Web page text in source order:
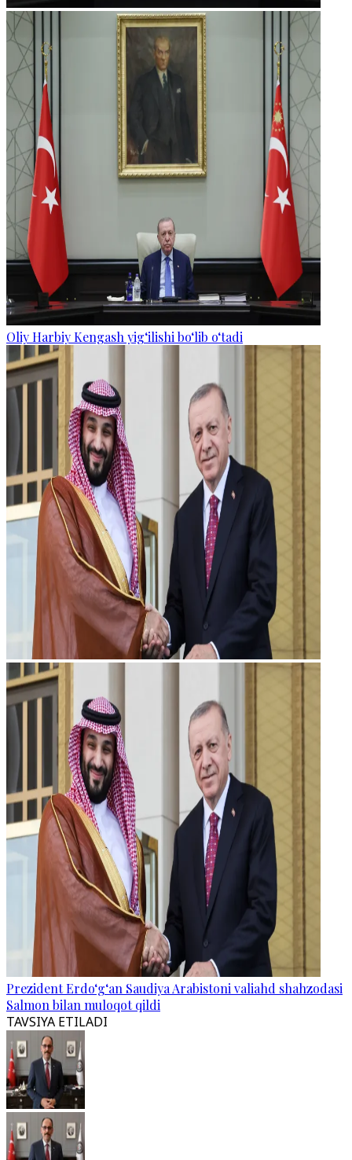
Oliy Harbiy Kengash yig‘ilishi bo‘lib o‘tadi
Prezident Erdo‘g‘an Saudiya Arabistoni valiahd shahzodasi
Salmon bilan muloqot qildi
TAVSIYA ETILADI